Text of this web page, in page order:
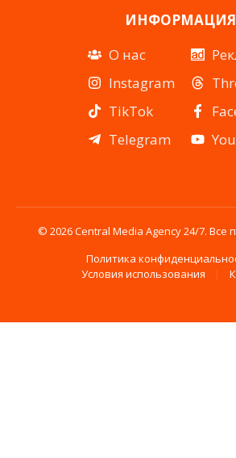
ИНФОРМАЦИЯ
О нас
Instagram
TikTok
Telegram
© 2026 Central Media Agency 24/7.
Политика
Условия использования